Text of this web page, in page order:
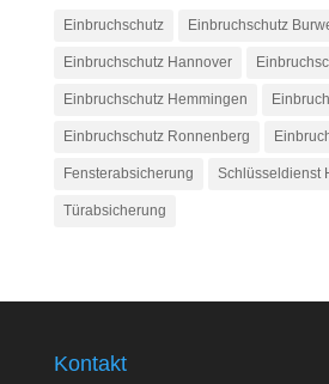
Einbruchschutz Einbruchschutz
Einbruchschutz Hannover
Einbruchschutz Hemmingen
Einbruchschutz Ronnenberg
Fensterabsicherung Schlüsseldienst
Türabsicherung
Kontakt